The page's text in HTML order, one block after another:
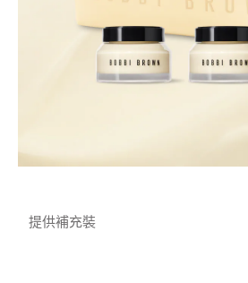
提供補充裝